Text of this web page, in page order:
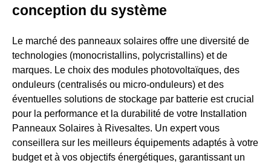
conception du système
Le marché des panneaux solaires offre une diversité de
technologies (monocristallins, polycristallins) et de
marques. Le choix des modules photovoltaïques, des
onduleurs (centralisés ou micro-onduleurs) et des
éventuelles solutions de stockage par batterie est crucial
pour la performance et la durabilité de votre Installation
Panneaux Solaires à Rivesaltes. Un expert vous
conseillera sur les meilleurs équipements adaptés à votre
budget et à vos objectifs énergétiques, garantissant un